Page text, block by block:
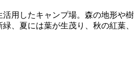
用したキャンプ場。森の地形や樹
、夏には葉が生茂り、秋の紅葉、